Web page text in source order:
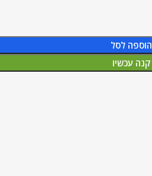
הוספה לסל
קנה עכשיו